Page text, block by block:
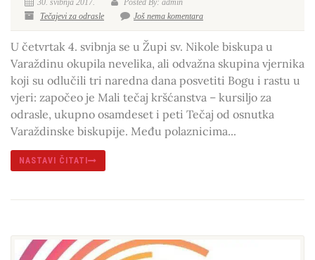
30. svibnja 2017.
Posted By: admin
Tečajevi za odrasle
Još nema komentara
U četvrtak 4. svibnja se u Župi sv. Nikole biskupa u
Varaždinu okupila nevelika, ali odvažna skupina vjernika
koji su odlučili tri naredna dana posvetiti Bogu i rastu u
vjeri: započeo je Mali tečaj kršćanstva – kursiljo za
odrasle, ukupno osamdeset i peti Tečaj od osnutka
Varaždinske biskupije. Među polaznicima...
NASTAVI ČITATI